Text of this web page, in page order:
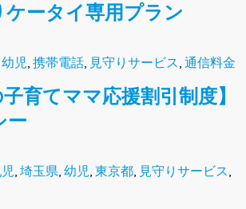
ータイ専用プラン
幼児, 携帯電話, 見守りサービス, 通信料金
子育てママ応援割引制度】
ー
, 埼玉県, 幼児, 東京都, 見守りサービス,